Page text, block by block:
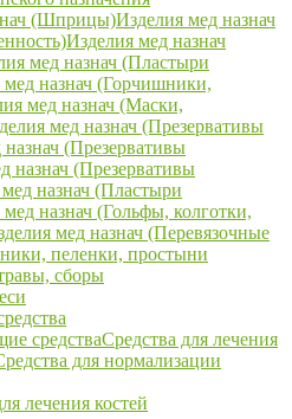
(Шприцы)Изделия мед назнач
Изделия мед назнач
мед назнач (Пластыри
мед назнач (Горчишники,
мед назнач (Маски,
мед назнач (Презервативы
(Презервативы
назнач (Презервативы
назнач (Пластыри
назнач (Гольфы, колготки,
мед назнач (Перевязочные
пеленки, простыни
сборы
средстваСредства для лечения
для нормализации
лечения костей